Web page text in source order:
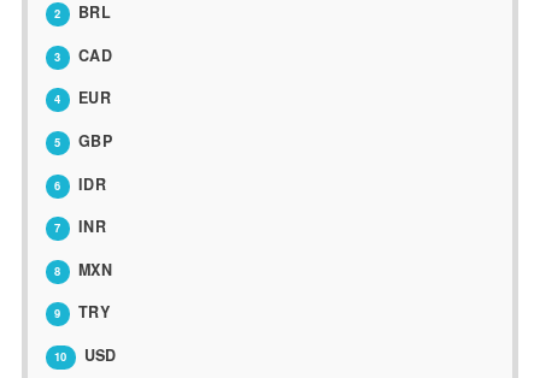
2 BRL
3 CAD
4 EUR
5 GBP
6 IDR
7 INR
8 MXN
9 TRY
10 USD